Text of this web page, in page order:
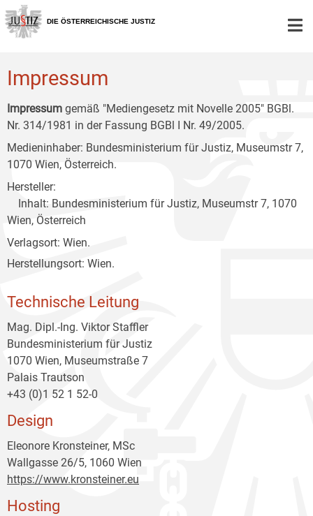
Zur
Hauptnavigation
[1]
Zum
Inhalt
[2]
Zum
Untermenü
[3]
DIE ÖSTERREICHISCHE JUSTIZ
Impressum
Impressum gemäß "Mediengesetz mit Novelle 2005" BGBl.
Nr. 314/1981 in der Fassung BGBl I Nr. 49/2005.
Medieninhaber: Bundesministerium für Justiz, Museumstr 7,
1070 Wien, Österreich.
Hersteller:
Inhalt: Bundesministerium für Justiz, Museumstr 7, 1070
Wien, Österreich
Verlagsort: Wien.
Herstellungsort: Wien.
Technische Leitung
Mag. Dipl.-Ing. Viktor Staffler
Bundesministerium für Justiz
1070 Wien, Museumstraße 7
Palais Trautson
+43 (0)1 52 1 52-0
Design
Eleonore Kronsteiner, MSc
Wallgasse 26/5, 1060 Wien
https://www.kronsteiner.eu
Hosting